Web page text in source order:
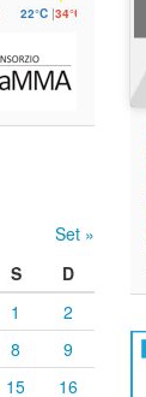
22°C |34°C
Set »
S
D
1
2
8
9
15
16